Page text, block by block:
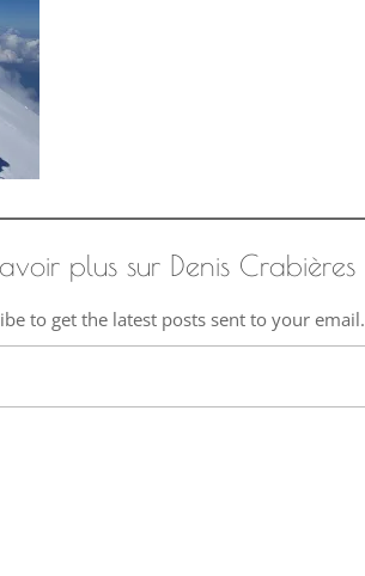
plus sur Denis Crabières
to get the latest posts sent to your email.